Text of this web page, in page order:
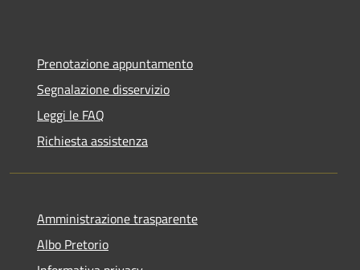
Prenotazione appuntamento
Segnalazione disservizio
Leggi le FAQ
Richiesta assistenza
Amministrazione trasparente
Albo Pretorio